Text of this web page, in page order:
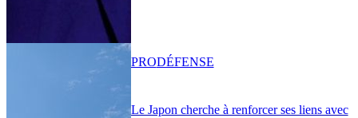
Le Japon cherche à renforcer ses liens avec
PRODÉFENSE